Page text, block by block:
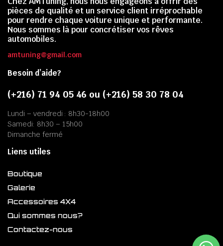
pièces de qualité et un service client irréprochable
pour rendre chaque voiture unique et performante.
Nous sommes là pour concrétiser vos rêves
automobiles.
amtuning@gmail.com
Besoin d’aide?
(+216) 71 94 05 46 ou (+216) 58 30 78 04
Lundi – vendredi : 8h30-18h00
Samedi: 8h30 – 15h00
Dimanche fermé
Liens utiles
Boutique
Galerie
Accessoires 4X4
Qui sommes nous?
Contactez-nous